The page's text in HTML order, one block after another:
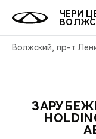
ЧЕРИ
Волжский, пр-т
ВСЕ МОДЕЛИ
ВЫБОР И ПОКУПКА
АКСЕССУАРЫ
ВЫГОДЫ И АКЦИИ
ВЫБОР И ПОКУПКА